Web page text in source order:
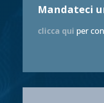
Mandateci
clicca qui per